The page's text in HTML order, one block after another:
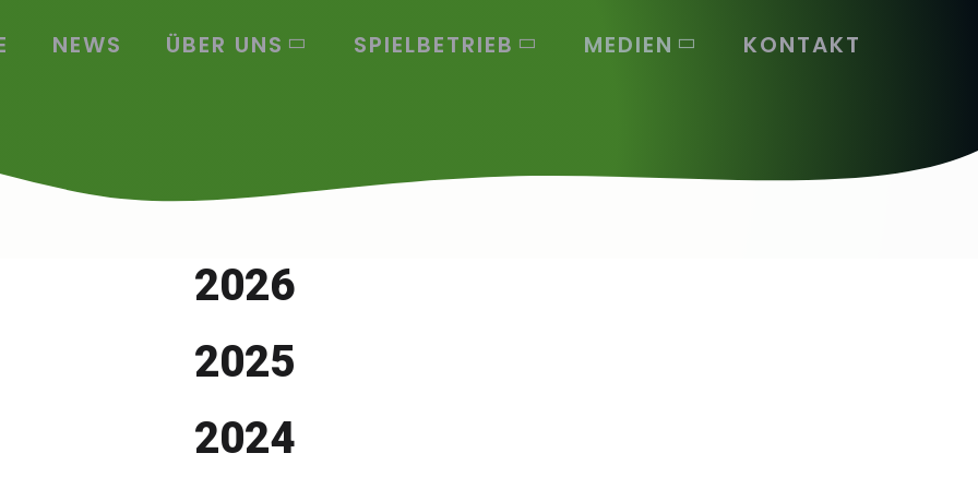
NEWS ÜBER UNS SPIELBETRIEB MEDIEN KONTAKT
2026
2025
2024